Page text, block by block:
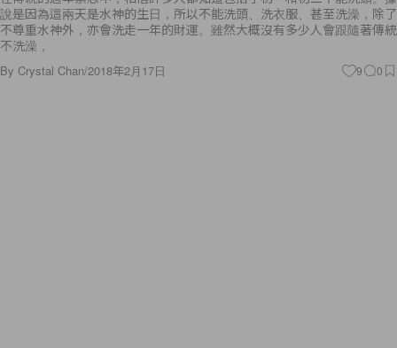
說是因為這兩天是水神的生日，所以不能洗頭、洗衣服、甚至洗澡，除了
不尊重水神外，亦會洗走一年的財運。雖然大概沒有多少人會跟隨著傳統
不洗澡，
By Crystal Chan/2018年2月17日 9 0